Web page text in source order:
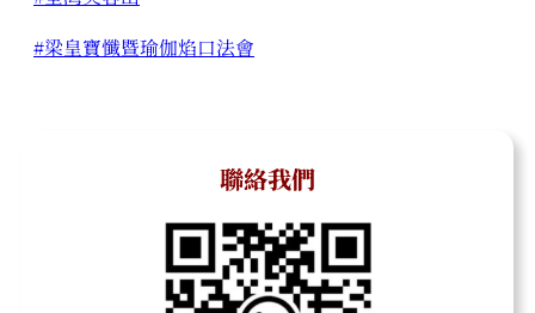
#梁皇寶懺暨瑜伽焰口法會
聯絡我們